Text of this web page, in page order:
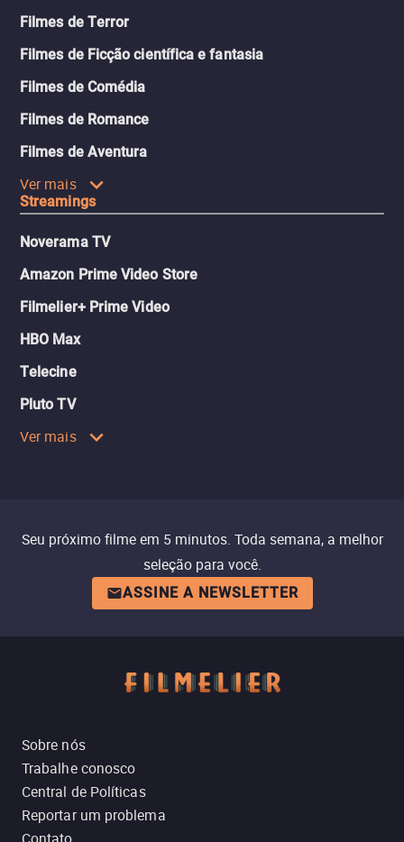
Filmes de Terror
Filmes de Ficção científica e fantasia
Filmes de Comédia
Filmes de Romance
Filmes de Aventura
Ver mais
Streamings
Noverama TV
Amazon Prime Video Store
Filmelier+ Prime Video
HBO Max
Telecine
Pluto TV
Ver mais
Seu próximo filme em 5 minutos. Toda semana, a melhor
seleção para você.
ASSINE A NEWSLETTER
Sobre nós
Trabalhe conosco
Central de Políticas
Reportar um problema